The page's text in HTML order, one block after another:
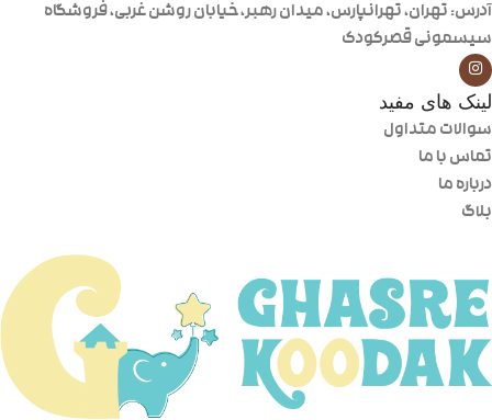
آدرس: تهران، تهرانپارس، میدان رهبر، خیابان روشن غربی، فروشگاه
سیسمونی قصرکودک
لینک های مفید
سوالات متداول
تماس با ما
درباره ما
بلاگ